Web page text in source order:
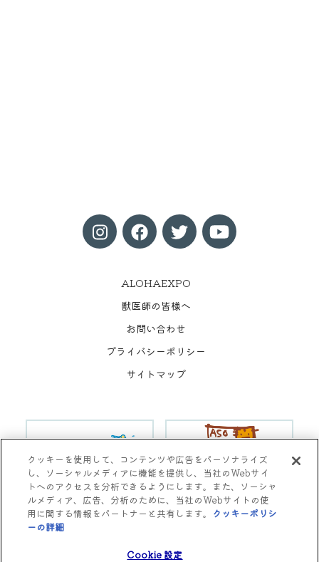
ALOHAEXPO
獣医師の皆様へ
お問い合わせ
プライバシーポリシー
サイトマップ
Copyright © Aso Animal Hospital All rights reserved.
クッキーを使用して、コンテンツや広告をパーソナライズ
し、ソーシャルメディアに機能を提供し、当社のWebサイ
トへのアクセスを分析できるようにします。また、ソーシャ
ルメディア、広告、分析のために、当社のWebサイトの使
用に関する情報をパートナーと共有します。 クッキーポリシ
ーの詳細
Cookie 設定